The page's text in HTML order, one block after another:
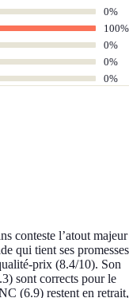
0%
100%
0%
0%
0%
conteste l’atout majeur
qui tient ses promesses
prix (8.4/10). Son
sont corrects pour le
(6.9) restent en retrait,